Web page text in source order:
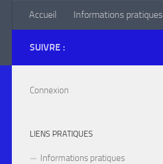
Skip to content
Accueil Informations pratiques
SUIVRE :
Connexion
LIENS PRATIQUES
Informations pratiques